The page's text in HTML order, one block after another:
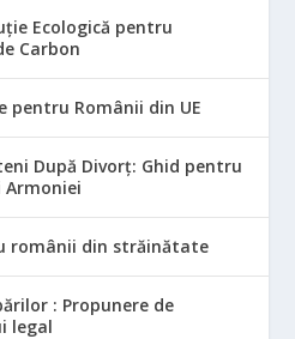
Ecologică pentru
Carbon
pentru Românii din UE
După Divorț: Ghid pentru
Armoniei
românii din străinătate
: Propunere de
legal